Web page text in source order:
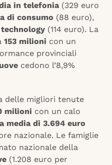
in telefonia (329 euro
di consumo (88 euro),
(114 euro). La
153 milioni con un
provinciali
cedono l’8,9%
delle migliori tenute
milioni con un calo
media di 3.694 euro
nazionale. Le famiglie
nazionale della
(1.208 euro per